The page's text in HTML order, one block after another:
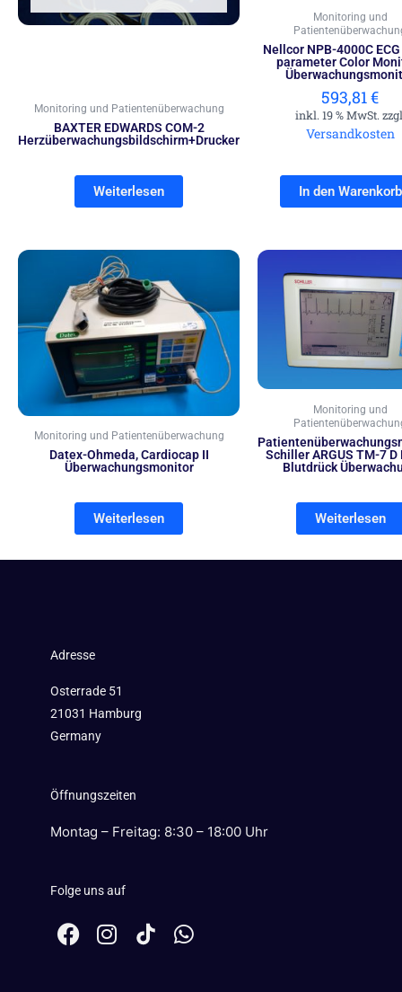
Monitoring und Patientenüberwachung
BAXTER EDWARDS COM-2
Herzüberwachungsbildschirm+Drucker
Weiterlesen
Monitoring und
Nellcor NPB-4000C
parameter Color
593,81€
inkl. 19 % MwSt.
Versandkosten
In den Warenkorb
Monitoring und Patientenüberwachung
Datex-Ohmeda, Cardiocap II
Überwachungsmonitor
Weiterlesen
Monitoring und
Schiller ARGUS TM-7 D
Blutdrück
Weiterlesen
Adresse
Osterrade 51
21031 Hamburg
Germany
Öffnungszeiten
Montag – Freitag: 8:30 – 18:00 Uhr
Folge uns auf
F
a
I
n
W
h